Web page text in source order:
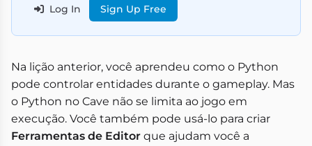
Log In
Sign Up Free
Na lição anterior, você aprendeu como o Python
pode controlar entidades durante o gameplay. Mas
o Python no Cave não se limita ao jogo em
execução. Você também pode usá-lo para criar
Ferramentas de Editor que ajudam você a